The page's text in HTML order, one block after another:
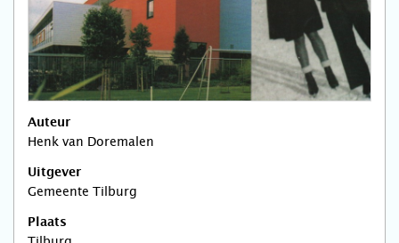
Auteur
Henk van Doremalen
Uitgever
Gemeente Tilburg
Plaats